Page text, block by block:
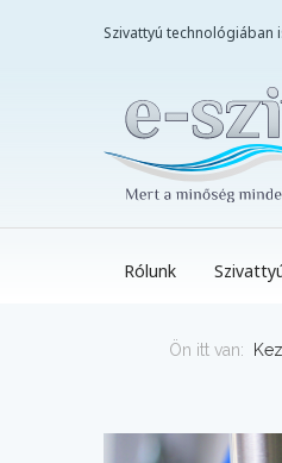
Szivattyú technológiában
Rólunk
Ön itt van: